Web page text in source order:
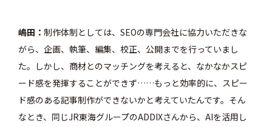
嶋田
制作体制としては、SEOの専門会社に協力いただきな
がら、企画、執筆、編集、校正、公開までを行っていまし
た。しかし、商材とのマッチングを考えると、なかなかスピ
ード感を発揮することができず……もっと効率的に、スピー
ド感のある記事制作ができないかと考えていたんです。そん
なとき、同じJR東海グループのADDIXさんから、AIを活用し